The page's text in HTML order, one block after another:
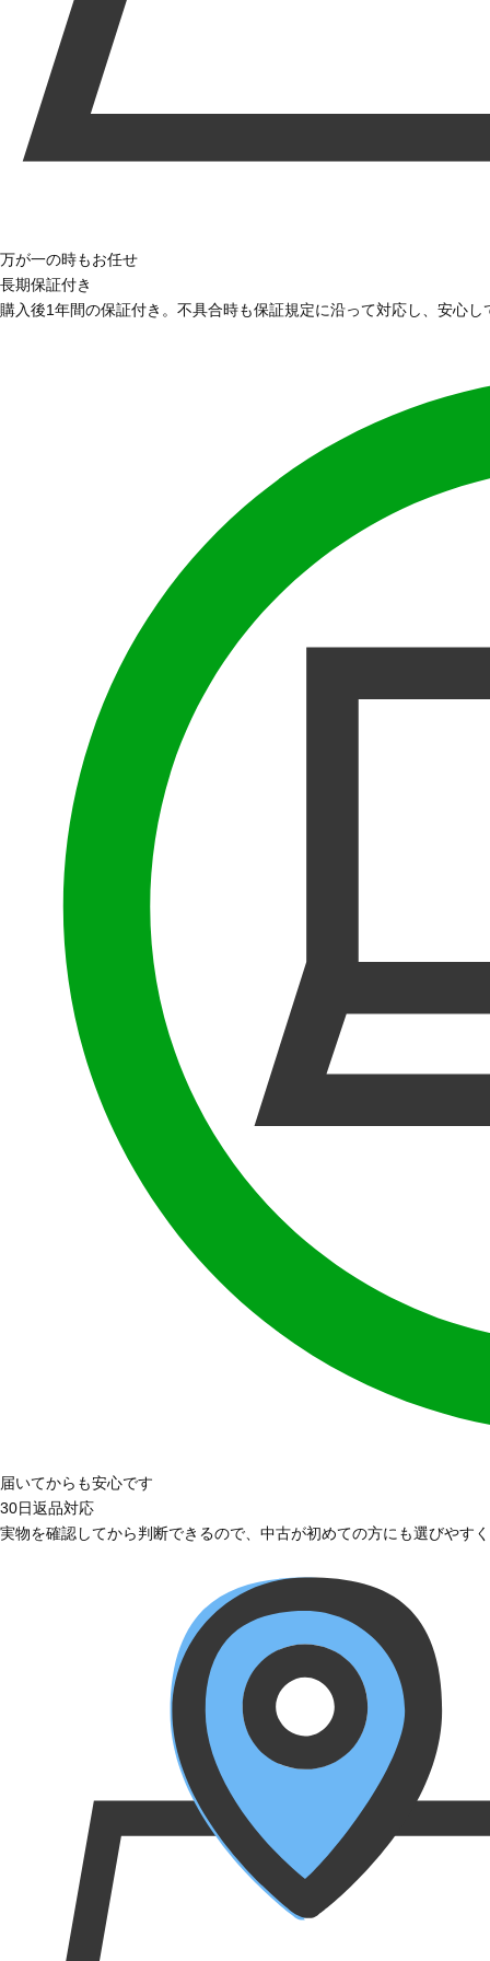
万が一の時もお任せ
長期保証付き
購入後1年間の保証付き。不具合時も保証規定に沿って対応し、安心
届いてからも安心です
30日返品対応
実物を確認してから判断できるので、中古が初めての方にも選びやす